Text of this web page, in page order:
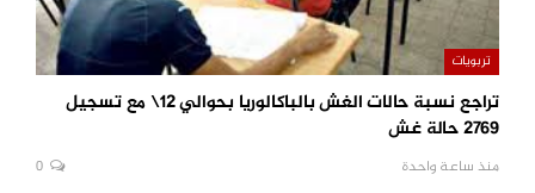
تربويات
تراجع نسبة حالات الغش بالباكالوريا بحوالي 12\ مع تسجيل
2769 حالة غش
منذ ساعة واحدة